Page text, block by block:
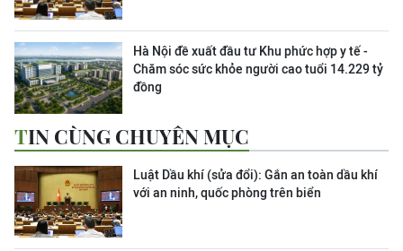
Hà Nội đề xuất đầu tư Khu phức hợp y tế -
Chăm sóc sức khỏe người cao tuổi 14.229 tỷ
đồng
TIN CÙNG CHUYÊN MỤC
Luật Dầu khí (sửa đổi): Gắn an toàn dầu khí
với an ninh, quốc phòng trên biển